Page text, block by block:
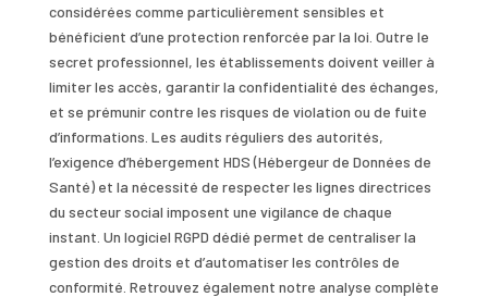
considérées comme particulièrement sensibles et
bénéficient d’une protection renforcée par la loi. Outre le
secret professionnel, les établissements doivent veiller à
limiter les accès, garantir la confidentialité des échanges,
et se prémunir contre les risques de violation ou de fuite
d’informations. Les audits réguliers des autorités,
l’exigence d’hébergement HDS (Hébergeur de Données de
Santé) et la nécessité de respecter les lignes directrices
du secteur social imposent une vigilance de chaque
instant. Un logiciel RGPD dédié permet de centraliser la
gestion des droits et d’automatiser les contrôles de
conformité. Retrouvez également notre analyse complète